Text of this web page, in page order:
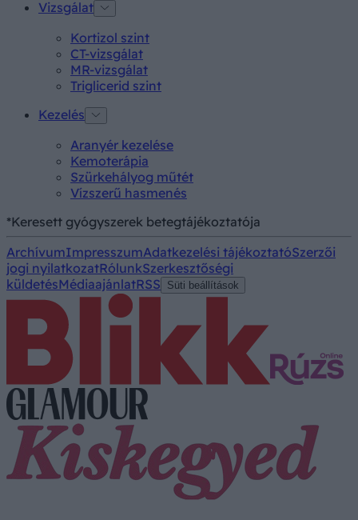
Vizsgálat
Kortizol szint
CT-vizsgálat
MR-vizsgálat
Triglicerid szint
Kezelés
Aranyér kezelése
Kemoterápia
Szürkehályog műtét
Vízszerű hasmenés
*Keresett gyógyszerek betegtájékoztatója
ArchívumImpresszumAdatkezelési tájékoztatóSzerzői
jogi nyilatkozatRólunkSzerkesztőségi
küldetésMédiaajánlatRSS Süti beállítások